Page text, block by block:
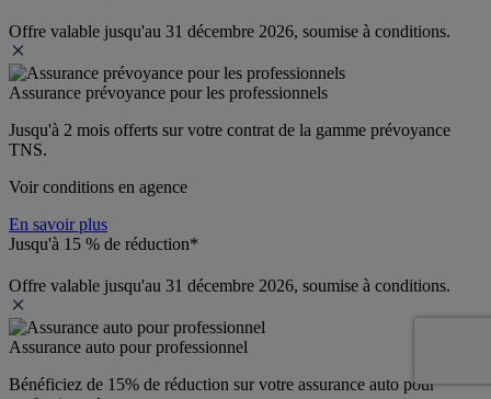
Offre valable jusqu'au 31 décembre 2026, soumise à conditions.
Assurance prévoyance pour les professionnels
Jusqu'à 2 mois offerts sur votre contrat de la gamme prévoyance
TNS.
Voir conditions en agence
En savoir plus
Jusqu'à 15 % de réduction*
Offre valable jusqu'au 31 décembre 2026, soumise à conditions.
Assurance auto pour professionnel
Bénéficiez de 15% de réduction sur votre assurance auto pour